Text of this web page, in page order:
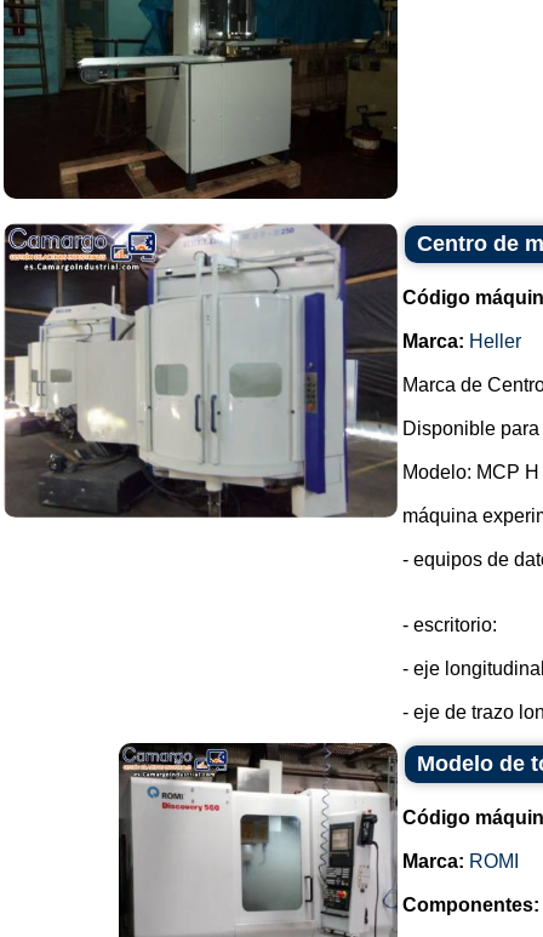
Centro de
Código
Marca: Heller
Marca de
Disponible
Modelo: MCP
máquina
- equipos de
- escritorio:
- eje
- eje de trazo
Modelo de
Código
Marca: ROMI
Componentes: